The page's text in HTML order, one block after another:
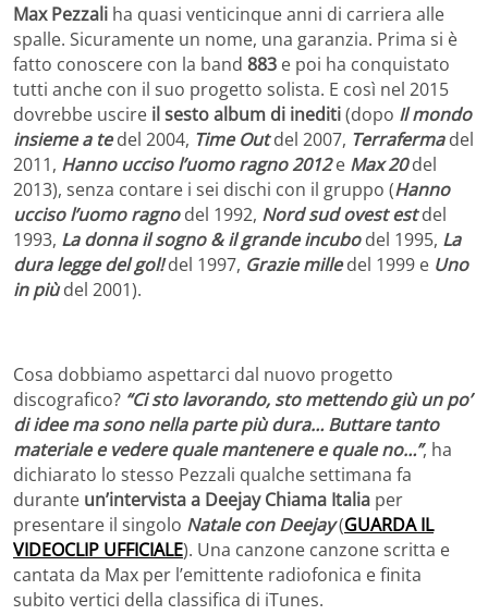
Max Pezzali ha quasi venticinque anni di carriera alle
spalle. Sicuramente un nome, una garanzia. Prima si è
fatto conoscere con la band 883 e poi ha conquistato
tutti anche con il suo progetto solista. E così nel 2015
dovrebbe uscire il sesto album di inediti(dopo Il mondo
insieme a tedel 2004, Time Outdel 2007, Terrafermadel
2011, Hanno ucciso l’uomo ragno 2012e Max 20del
2013), senza contare i sei dischi con il gruppo (Hanno
ucciso l’uomo ragnodel 1992, Nord sud ovest estdel
1993, La donna il sogno & il grande incubodel 1995, La
dura legge del gol!del 1997, Grazie milledel 1999 e Uno
in piùdel 2001).
Cosa dobbiamo aspettarci dal nuovo progetto
discografico? “Ci sto lavorando, sto mettendo giù un po’
di idee ma sono nella parte più dura… Buttare tanto
materiale e vedere quale mantenere e quale no…”, ha
dichiarato lo stesso Pezzali qualche settimana fa
durante un’intervista a Deejay Chiama Italia per
presentare il singolo Natale con Deejay(GUARDA IL
VIDEOCLIP UFFICIALE). Una canzone canzone scritta e
cantata da Max per l’emittente radiofonica e finita
subito vertici della classifica di iTunes.